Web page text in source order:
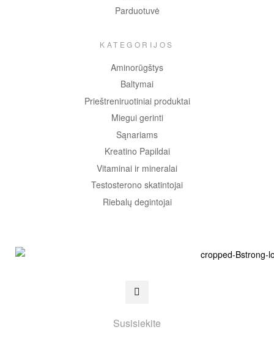
Susisiekite
Parduotuvė
KATEGORIJOS
Aminorūgštys
Baltymai
Prieštreniruotiniai produktai
Miegui gerinti
Sąnariams
Kreatino Papildai
Vitaminai ir mineralai
Testosterono skatintojai
Riebalų degintojai